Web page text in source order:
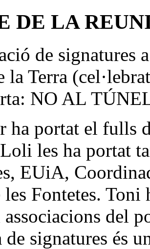
DE LA
de signatures
la Terra
NO AL
ha portat el fulls
les ha portat
EUiA,
les Fontetes.
del
signatures és